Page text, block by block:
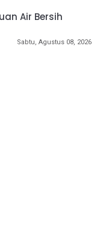
Air Bersih
Sabtu, Agustus 08, 2026